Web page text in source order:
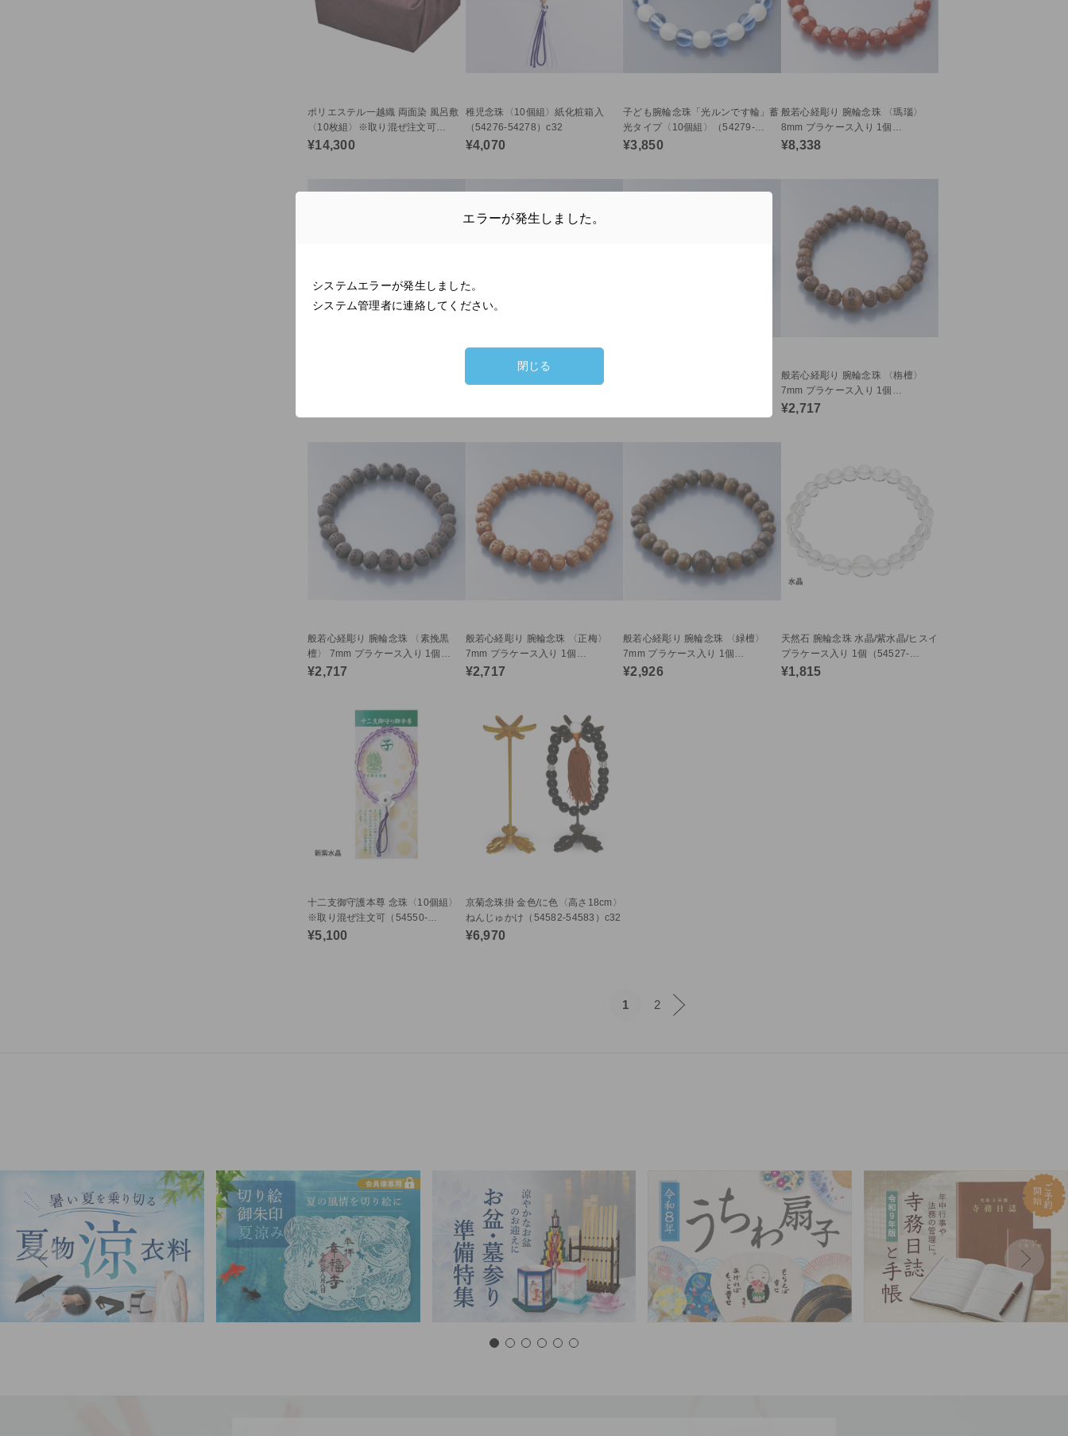
ポリエステル一越織 両面染 風呂敷
〈10枚組〉※取り混ぜ注文可
（23052）c34
¥14,300
稚児念珠〈10個組〉紙化粧箱入
（54276-54278）c32
¥4,070
子ども腕輪念珠「光ルンです輪」蓄
光タイプ〈10個組〉（54279-
54282）c32
¥3,850
般若心経彫り 腕輪念珠 〈瑪瑙〉
8mm プラケース入り 1個
（54288）c32
¥8,338
般若心経彫り 腕輪念珠 〈栴檀〉
7mm プラケース入り 1個
（54292）c32
¥2,717
般若心経彫り 腕輪念珠 〈素挽黒
檀〉 7mm プラケース入り 1個
（54293）c32
¥2,717
般若心経彫り 腕輪念珠 〈正梅〉
7mm プラケース入り 1個
（54294）c32
¥2,717
般若心経彫り 腕輪念珠 〈緑檀〉
7mm プラケース入り 1個
（54295）c32
¥2,926
天然石 腕輪念珠 水晶/紫水晶/ヒスイ
プラケース入り 1個（54527-
54529）c32
¥1,815
十二支御守護本尊 念珠〈10個組〉
※取り混ぜ注文可（54550-
54554）c32
¥5,100
京菊念珠掛 金色/に色〈高さ18cm〉
ねんじゅかけ（54582-54583）c32
¥6,970
1 2
エラーが発生しました。
システムエラーが発生しました。
システム管理者に連絡してください。
閉じる